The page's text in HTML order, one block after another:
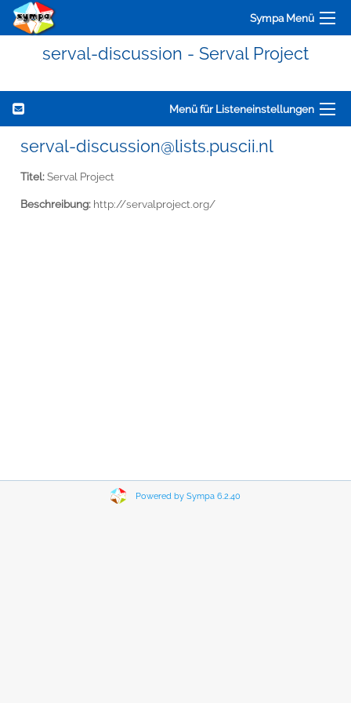
Sympa Menü
serval-discussion - Serval Project
Menü für Listeneinstellungen
serval-discussion@lists.puscii.nl
Titel:Serval Project
Beschreibung: http://servalproject.org/
Powered by Sympa 6.2.40